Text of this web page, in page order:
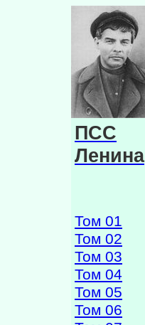
ПСС
Ленина
Том 01
Том 02
Том 03
Том 04
Том 05
Том 06